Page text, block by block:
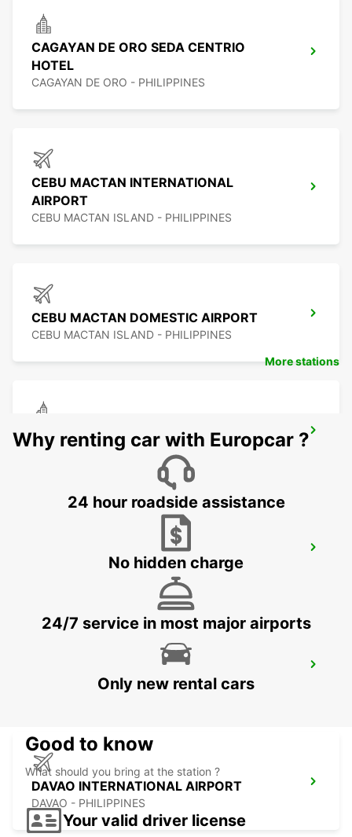
CAGAYAN DE ORO SEDA CENTRIO
HOTEL
CAGAYAN DE ORO - PHILIPPINES
CEBU MACTAN INTERNATIONAL
AIRPORT
CEBU MACTAN ISLAND - PHILIPPINES
CEBU MACTAN DOMESTIC AIRPORT
CEBU MACTAN ISLAND - PHILIPPINES
CEBU LAPU LAPU CITY STATION
LAPU LAPU CITY CEBU - PHILIPPINES
CEBU SEDA AYALA CENTER CEBU
CEBU CITY - PHILIPPINES
DAVAO AIRPORT VIEW PETROL STATION
DAVAO - PHILIPPINES
DAVAO INTERNATIONAL AIRPORT
DAVAO - PHILIPPINES
More stations
Why renting car with Europcar ?
24 hour roadside assistance
No hidden charge
24/7 service in most major airports
Only new rental cars
Good to know
What should you bring at the station ?
Your valid driver license